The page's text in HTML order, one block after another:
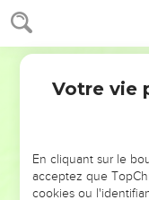
Hébreux 6
La ferme
pouvait pas prêter
en disant :
et je multiplierai ta
C'est ainsi
Votre vie
En cliquant sur le
acceptez que
cookies ou